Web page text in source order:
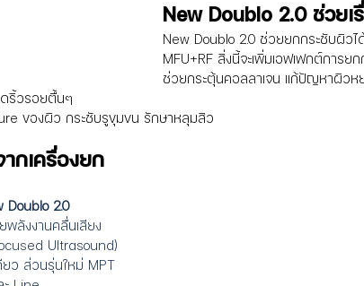
New Doublo 2.0 ช่วยเ
New Doublo 2.0 ช่วยยกกระชับผิว
MFU+RF สิ่งนี้จะเพิ่มเอฟเฟกต์การยก
ช่วยกระตุ้นคอลลาเจน แก้ปัญหาผิวห
ริ้วรอยตื้นๆ
ของผิว กระชับรูขุมขน รักษาหลุมสิว
กเครื่องยก
Doublo 2.0
ลังงานคลื่นเสียง
Ultrasound)
ยว ส่วนรุ่นใหม่ MPT